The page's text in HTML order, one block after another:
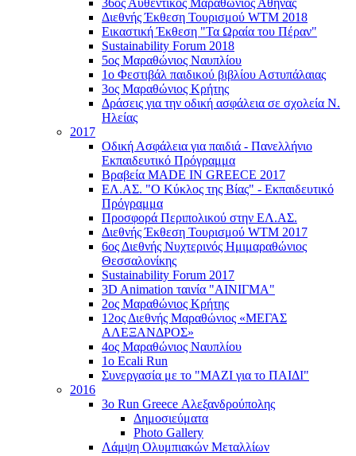
36ος Αυθεντικός Μαραθώνιος Αθήνας
Διεθνής Έκθεση Τουρισμού WTM 2018
Εικαστική Έκθεση "Τα Ωραία του Πέραν"
Sustainability Forum 2018
5ος Μαραθώνιος Ναυπλίου
1ο Φεστιβάλ παιδικού βιβλίου Αστυπάλαιας
3ος Μαραθώνιος Κρήτης
Δράσεις για την οδική ασφάλεια σε σχολεία Ν.
Ηλείας
2017
Οδική Ασφάλεια για παιδιά - Πανελλήνιο
Εκπαιδευτικό Πρόγραμμα
Βραβεία MADE IN GREECE 2017
ΕΛ.ΑΣ. "Ο Κύκλος της Βίας" - Εκπαιδευτικό
Πρόγραμμα
Προσφορά Περιπολικού στην ΕΛ.ΑΣ.
Διεθνής Έκθεση Τουρισμού WTM 2017
6ος Διεθνής Νυχτερινός Ημιμαραθώνιος
Θεσσαλονίκης
Sustainability Forum 2017
3D Animation ταινία "ΑΙΝΙΓΜΑ"
2ος Μαραθώνιος Κρήτης
12ος Διεθνής Μαραθώνιος «ΜΕΓΑΣ
ΑΛΕΞΑΝΔΡΟΣ»
4ος Μαραθώνιος Ναυπλίου
1ο Ecali Run
Συνεργασία με το "ΜΑΖΙ για το ΠΑΙΔΙ"
2016
3ο Run Greece Αλεξανδρούπολης
Δημοσιεύματα
Photo Gallery
Λάμψη Ολυμπιακών Μεταλλίων